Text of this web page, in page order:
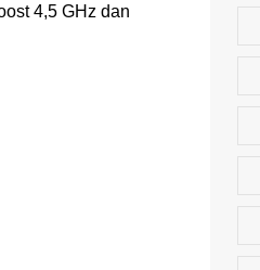
4,5 GHz dan